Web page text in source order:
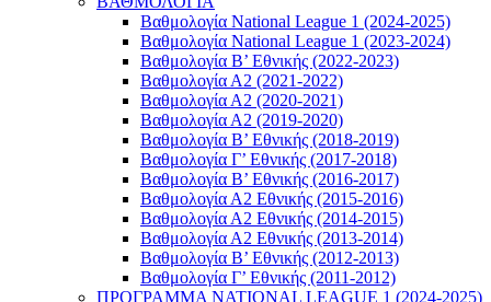
Βαθμολογία National League 1 (2024-2025)
Βαθμολογία National League 1 (2023-2024)
Βαθμολογία Β’ Εθνικής (2022-2023)
Βαθμολογία Α2 (2021-2022)
Βαθμολογία Α2 (2020-2021)
Βαθμολογία Α2 (2019-2020)
Βαθμολογία B’ Εθνικής (2018-2019)
Βαθμολογία Γ’ Εθνικής (2017-2018)
Βαθμολογία Β’ Εθνικής (2016-2017)
Βαθμολογία Α2 Εθνικής (2015-2016)
Βαθμολογία Α2 Εθνικής (2014-2015)
Βαθμολογία Α2 Εθνικής (2013-2014)
Βαθμολογία Β’ Εθνικής (2012-2013)
Βαθμολογία Γ’ Εθνικής (2011-2012)
ΠΡΟΓΡΑΜΜΑ NATIONAL LEAGUE 1 (2024-2025)